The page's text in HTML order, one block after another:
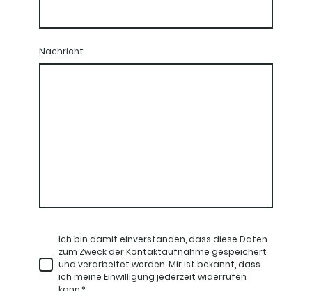
Nachricht
Ich bin damit einverstanden, dass diese Daten
zum Zweck der Kontaktaufnahme gespeichert
und verarbeitet werden. Mir ist bekannt, dass
ich meine Einwilligung jederzeit widerrufen